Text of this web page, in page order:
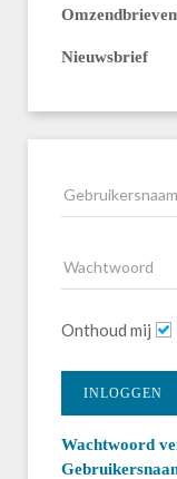
Nieuwsbrief
Onthoud mij
INLOGGEN
Wachtwoord